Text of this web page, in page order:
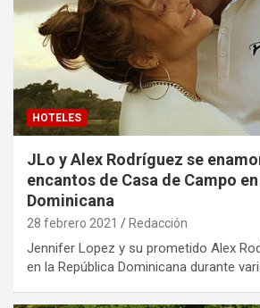
HOTELES
JLo y Alex Rodríguez se
encantos de Casa de Campo
Dominicana
28 febrero 2021 Redacción
Jennifer Lopez y su prometido Alex
en la República Dominicana durante